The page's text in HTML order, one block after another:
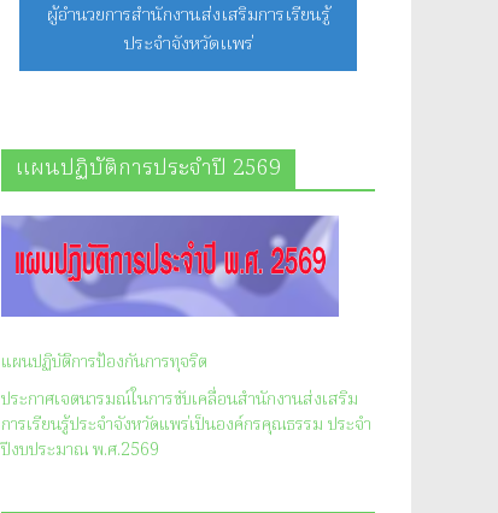
ผู้อำนวยการสำนักงานส่งเสริมการเรียนรู้
ประจำจังหวัดแพร่
แผนปฏิบัติการประจำปี 2569
แผนปฏิบัติการป้องกันการทุจริต
ประกาศเจตนารมณ์ในการขับเคลื่อนสำนักงานส่งเสริม
การเรียนรู้ประจำจังหวัดแพร่เป็นองค์กรคุณธรรม ประจำ
ปีงบประมาณ พ.ศ.2569